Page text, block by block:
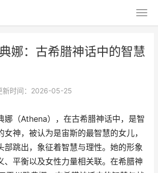
娜：古希腊神话中的智慧
新时间：2026-05-25
娜（Athena），在古希腊神话中，是智
女神，被认为是宙斯的最智慧的女儿，
部跳出，象征着智慧与理性。她的形象
、平衡以及女性力量相关联。在希腊神